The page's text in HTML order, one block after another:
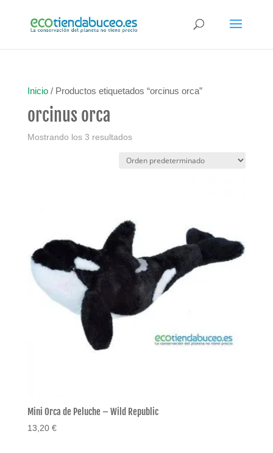
Inicio/ Productos etiquetados “orcinus orca”
orcinus orca
Mostrando los 3 resultados
Mini Orca de Peluche – Wild Republic
13,20 €